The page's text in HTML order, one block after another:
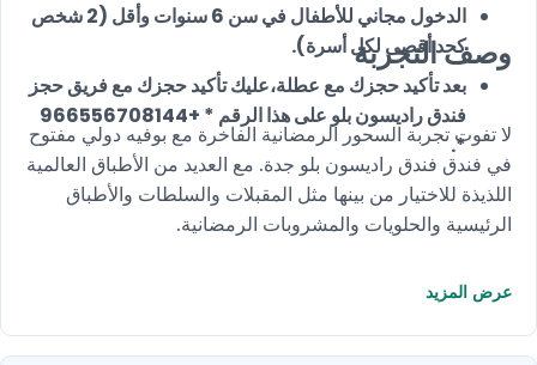
الدخول مجاني للأطفال في سن 6 سنوات وأقل (2 شخص
كحد أقصى لكل أسرة).
بعد تأكيد حجزك مع عطلة،عليك تأكيد حجزك مع فريق حجز
فندق راديسون بلو على هذا الرقم * +966556708144
*.
وصف التجربة
لا تفوت تجربة السحور الرمضانية الفاخرة مع بوفيه دولي مفتوح
في فندق فندق راديسون بلو جدة. مع العديد من الأطباق العالمية
اللذيذة للاختيار من بينها مثل المقبلات والسلطات والأطباق
الرئيسية والحلويات والمشروبات الرمضانية.
عرض المزيد